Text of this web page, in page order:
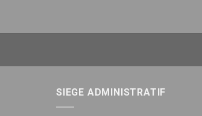
SIEGE ADMINISTRATIF